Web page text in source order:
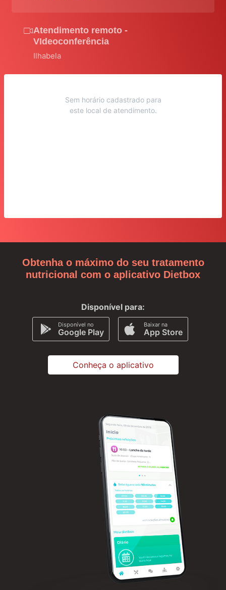
Atendimento remoto -
VIdeoconferência
Ilhabela
Sem horário cadastrado para
este local de atendimento.
Obtenha o máximo do seu tratamento
nutricional com o aplicativo Dietbox
Disponível para:
Disponível no
Google Play
Baixar na
App Store
Conheça o aplicativo